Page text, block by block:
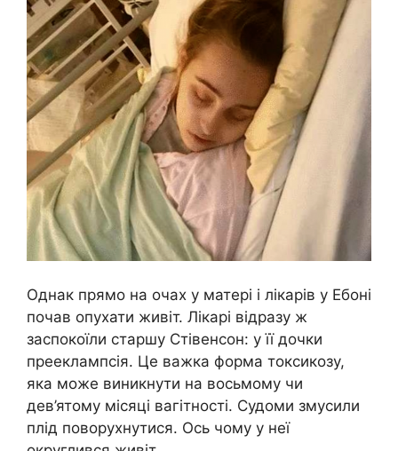
Однак прямо на очах у матері і лікарів у Ебоні
почав опухати живіт. Лікарі відразу ж
заспокоїли старшу Стівенсон: у її дочки
прееклампсія. Це важка форма токсикозу,
яка може виникнути на восьмому чи
дев’ятому місяці вагітності. Судоми змусили
плід поворухнутися. Ось чому у неї